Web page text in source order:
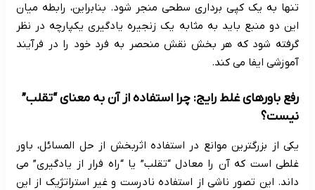
تنها به یک کپی برداری سطحی منجر شود. بنابراین، رابطه میان
این دو منبع باید به مثابه یک زنجیره یادگیری یکپارچه در نظر
گرفته شود که هر بخش نقش منحصر به فرد خود را در فرآیند
آموزشی ایفا می کند.
رفع باورهای غلط رایج: چرا استفاده از آن به معنای “تقلب”
نیست؟
یکی از بزرگترین موانع در استفاده اثربخش از حل المسائل، باور
غلطی است که آن را معادل “تقلب” یا “راه فرار از یادگیری” می
داند. این تصور ناشی از استفاده نادرست و غیر استراتژیک از این